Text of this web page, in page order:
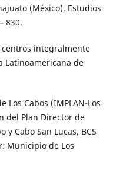
(México). Estudios
830.
centros integralmente
Latinoamericana de
Cabos (IMPLAN-Los
del Plan Director de
y Cabo San Lucas, BCS
Municipio de Los